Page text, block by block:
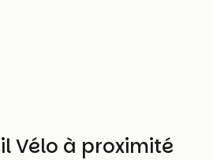
Vélo à proximité